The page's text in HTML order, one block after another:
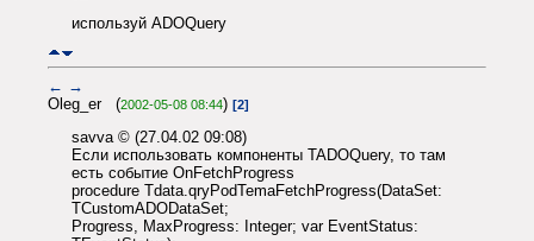
используй ADOQuery
← →
Oleg_er (2002-05-08 08:44) [2]
savva © (27.04.02 09:08)
Если использовать компоненты TADOQuery, то там
есть событие OnFetchProgress
procedure Tdata.qryPodTemaFetchProgress(DataSet:
TCustomADODataSet;
Progress, MaxProgress: Integer; var EventStatus: